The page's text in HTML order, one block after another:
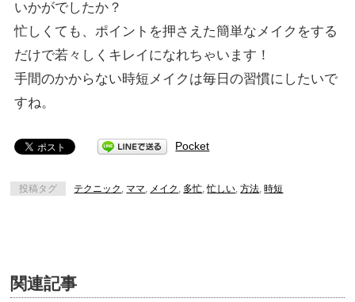
いかがでしたか？
忙しくても、ポイントを押さえた簡単なメイクをする
だけで若々しくキレイになれちゃいます！
手間のかからない時短メイクは毎日の習慣にしたいで
すね。
Pocket
投稿タグ テクニック ママ メイク 多忙 ,忙しい ,方法 ,時短
関連記事